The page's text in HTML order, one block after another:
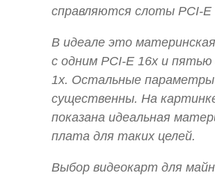
справляются слоты PCI-E
В идеале это
с одним PCI-E 16x и пятью
1x. Остальные
существенны. На
показана идеальная
плата для таких целей.
Выбор видеокарт для